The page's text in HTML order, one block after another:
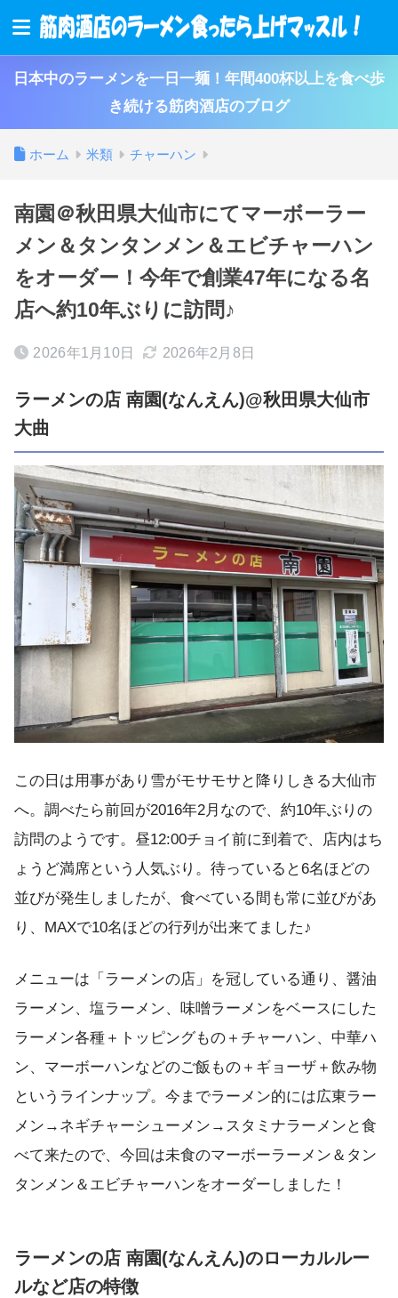
日本中のラーメンを一日一麺！年間400杯以上を食べ歩
き続ける筋肉酒店のブログ
ホーム 米類 チャーハン
南園＠秋田県大仙市にてマーボーラー
メン＆タンタンメン＆エビチャーハン
をオーダー！今年で創業47年になる名
店へ約10年ぶりに訪問♪
2026年1月10日 2026年2月8日
ラーメンの店 南園(なんえん)@秋田県大仙市
大曲
この日は用事があり雪がモサモサと降りしきる大仙市
へ。調べたら前回が2016年2月なので、約10年ぶりの
訪問のようです。昼12:00チョイ前に到着で、店内はち
ょうど満席という人気ぶり。待っていると6名ほどの
並びが発生しましたが、食べている間も常に並びがあ
り、MAXで10名ほどの行列が出来てました♪
メニューは「ラーメンの店」を冠している通り、醤油
ラーメン、塩ラーメン、味噌ラーメンをベースにした
ラーメン各種＋トッピングもの＋チャーハン、中華ハ
ン、マーボーハンなどのご飯もの＋ギョーザ＋飲み物
というラインナップ。今までラーメン的には広東ラー
メン→ネギチャーシューメン→スタミナラーメンと食
べて来たので、今回は未食のマーボーラーメン＆タン
タンメン＆エビチャーハンをオーダーしました！
ラーメンの店 南園(なんえん)のローカルルー
ルなど店の特徴